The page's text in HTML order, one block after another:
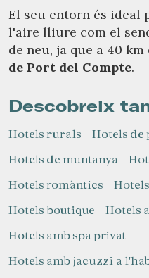
El seu entorn és ideal
l'aire lliure com el
de neu, ja que a 40 km
de Port del Compte.
Descobreix
Hotels rurals
Hotels de
Hotels de muntanya
Hotels romàntics
Hotels boutique
Hotels
Hotels amb spa privat
Hotels amb jacuzzi a